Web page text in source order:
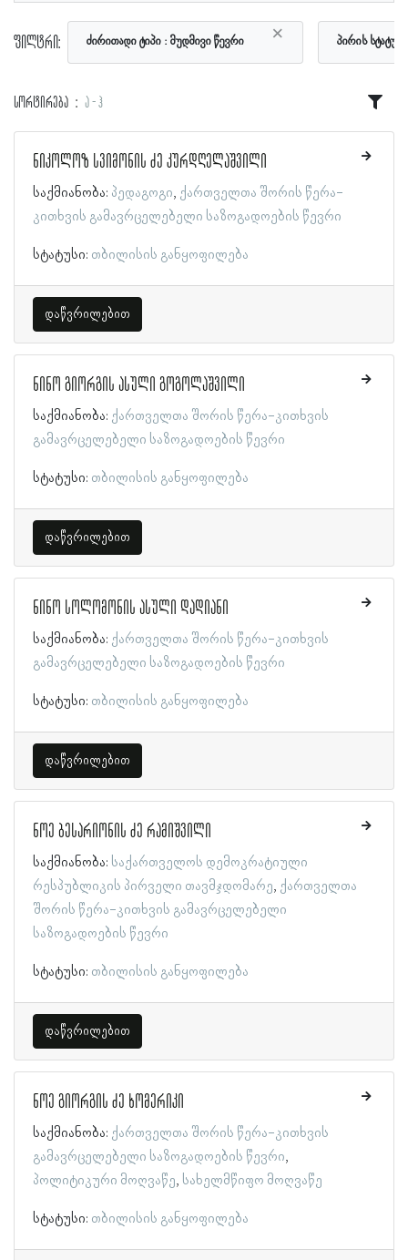
ფილტრი: ×
ძირითადი ტიპი მუდმივი წევრი პირის
სორტირება ა - ჰ
ნიკოლოზ სვიმონის ძე კურდღელაშვილი
საქმიანობა: პედაგოგი ქართველთა შორის წერა-
კითხვის გამავრცელებელი საზოგადოების წევრი
სტატუსი: თბილისის განყოფილება
დაწვრილებით
ნინო გიორგის ასული გოგოლაშვილი
საქმიანობა: ქართველთა შორის წერა-კითხვის
გამავრცელებელი საზოგადოების წევრი
სტატუსი: თბილისის განყოფილება
დაწვრილებით
ნინო სოლომონის ასული დადიანი
საქმიანობა: ქართველთა შორის წერა-კითხვის
გამავრცელებელი საზოგადოების წევრი
სტატუსი: თბილისის განყოფილება
დაწვრილებით
ნოე ბესარიონის ძე რამიშვილი
საქმიანობა: საქართველოს დემოკრატიული
რესპუბლიკის პირველი თავმჯდომარე ქართველთა
შორის წერა-კითხვის გამავრცელებელი
საზოგადოების წევრი
სტატუსი: თბილისის განყოფილება
დაწვრილებით
ნოე გიორგის ძე ხომერიკი
საქმიანობა: ქართველთა შორის წერა-კითხვის
გამავრცელებელი საზოგადოების წევრი
პოლიტიკური მოღვაწე სახელმწიფო მოღვაწე
სტატუსი: თბილისის განყოფილება